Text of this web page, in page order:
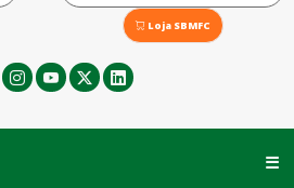
Loja SBMFC
☰